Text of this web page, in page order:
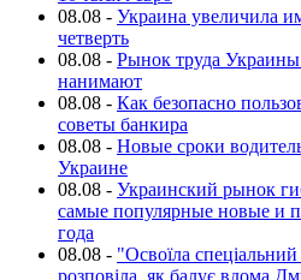
08.08 - Украина увеличила
четверть
08.08 - Рынок труда Украины
нанимают
08.08 - Как безопасно
советы банкира
08.08 - Новые сроки
Украине
08.08 - Украинский рынок
самые популярные новые и
года
08.08 - "Освоїла
розповіла, як балує вдома